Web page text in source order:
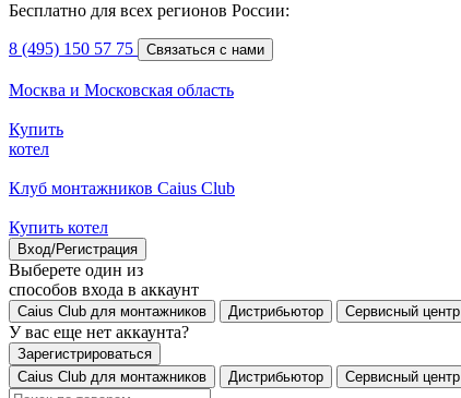
Бесплатно для всех регионов России:
8 (495) 150 57 75 Связаться с нами
Москва и Московская область
Купить
котел
Клуб монтажников Caius Club
Купить котел
Вход/Регистрация
Выберете один из
способов входа в аккаунт
Caius Club для монтажников Дистрибьютор Сервисный центр
У вас еще нет аккаунта?
Зарегистрироваться
Caius Club для монтажников
Дистрибьютор Сервисный центр